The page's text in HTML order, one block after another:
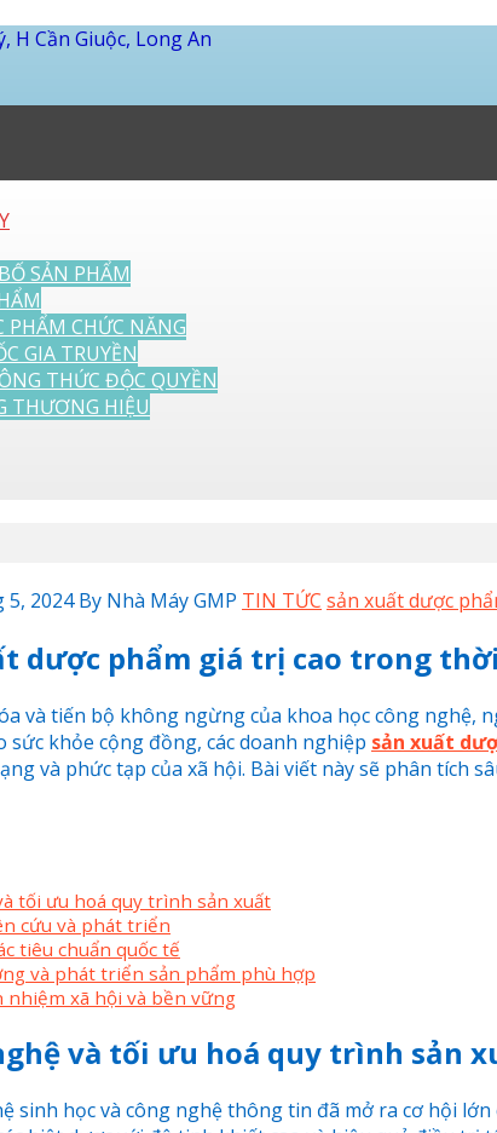
H Cần Giuộc, Long An
SẢN PHẨM
PHẨM CHỨC NĂNG
GIA TRUYỀN
THỨC ĐỘC QUYỀN
THƯƠNG HIỆU
5, 2024 By Nhà Máy GMP TIN TỨC sản xuất dược
dược phẩm giá trị cao trong
và tiến bộ không ngừng của khoa học công
sức khỏe cộng đồng, các doanh nghiệp sản xuất
và phức tạp của xã hội. Bài viết này sẽ phân
tối ưu hoá quy trình sản xuất
cứu và phát triển
tiêu chuẩn quốc tế
và phát triển sản phẩm phù hợp
nhiệm xã hội và bền vững
và tối ưu hoá quy trình sản
sinh học và công nghệ thông tin đã mở ra cơ hội